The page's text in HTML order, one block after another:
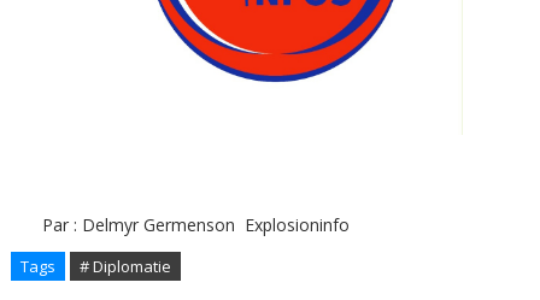
Par : Delmyr Germenson Explosioninfo
Tags # Diplomatie